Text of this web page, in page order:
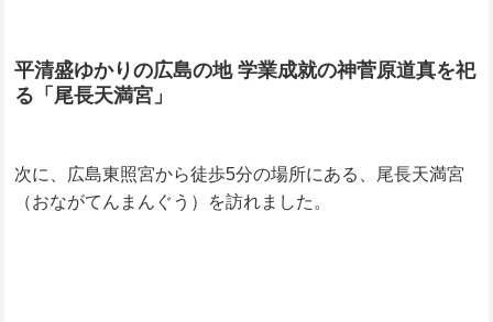
平清盛ゆかりの広島の地 学業成就の神菅原道真を祀
る「尾長天満宮」
次に、広島東照宮から徒歩5分の場所にある、尾長天満宮
（おながてんまんぐう）を訪れました。